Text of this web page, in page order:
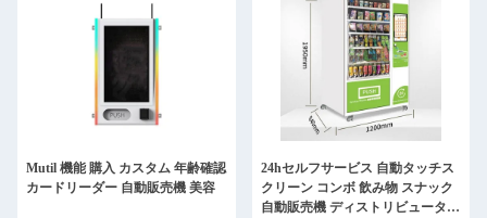
Mutil 機能 購入 カスタム 年齢確認
カードリーダー 自動販売機 美容
24hセルフサービス 自動タッチス
クリーン コンボ 飲み物 スナック
自動販売機 ディストリビューター